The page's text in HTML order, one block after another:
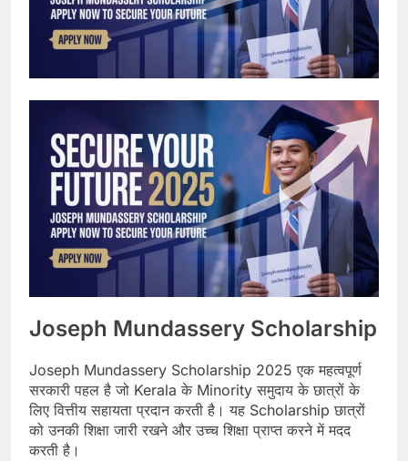
Joseph Mundassery Scholarship
Joseph Mundassery Scholarship 2025 एक महत्वपूर्ण
सरकारी पहल है जो Kerala के Minority समुदाय के छात्रों के
लिए वित्तीय सहायता प्रदान करती है। यह Scholarship छात्रों
को उनकी शिक्षा जारी रखने और उच्च शिक्षा प्राप्त करने में मदद
करती है।